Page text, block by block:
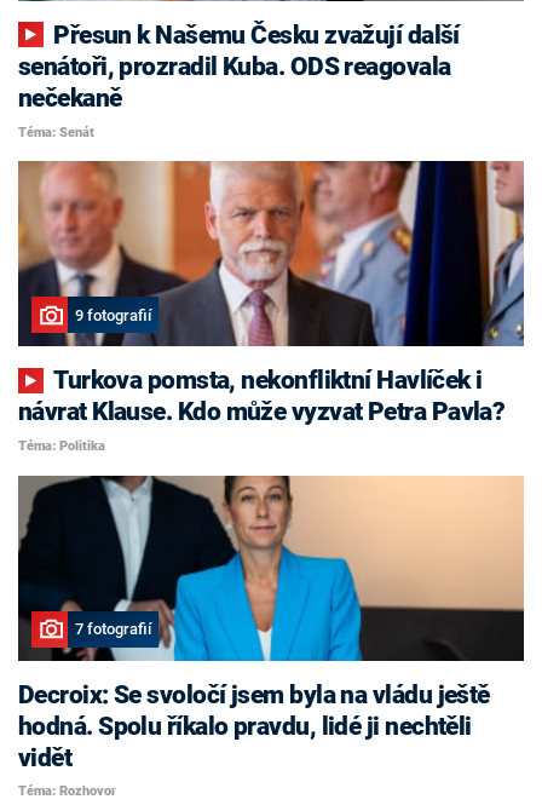
senátoři, prozradil Kuba. ODS reagovala
nečekaně
Téma: Senát
9 fotografií
Turkova pomsta, nekonfliktní Havlíček i
návrat Klause. Kdo může vyzvat Petra Pavla?
Téma: Politika
7 fotografií
Decroix: Se svoločí jsem byla na vládu ještě
hodná. Spolu říkalo pravdu, lidé ji nechtěli
vidět
Téma: Rozhovor